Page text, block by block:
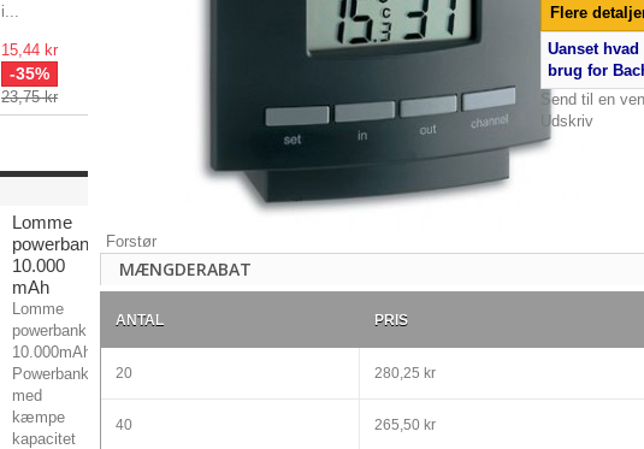
i...
15,44 kr
-35%
23,75 kr
Lomme
powerbank
10.000
mAh
Lomme
powerbank
10.000mAh
Powerbank
med
kæmpe
kapacitet
Forstør
Flere
Uanset
brug for
Send til en ven
Udskriv
MÆNGDERABAT
ANTAL PRIS
20 280,25 kr
40 265,50 kr